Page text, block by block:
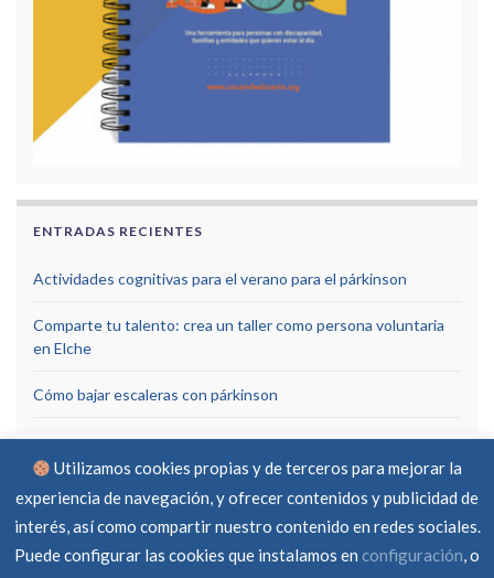
ENTRADAS RECIENTES
Actividades cognitivas para el verano para el párkinson
Comparte tu talento: crea un taller como persona voluntaria
en Elche
Cómo bajar escaleras con párkinson
Aviso Legal Política de privacidad
Política de cookies
Utilizamos cookies propias y de terceros para mejorar la
experiencia de navegación, y ofrecer contenidos y publicidad de
interés, así como compartir nuestro contenido en redes sociales.
Puede configurar las cookies que instalamos en configuración, o